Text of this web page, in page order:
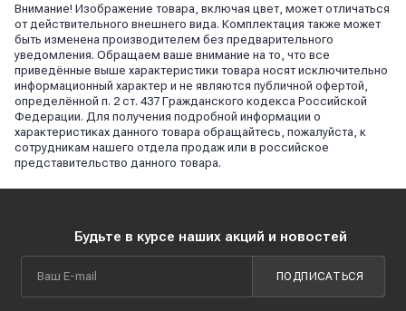
Внимание! Изображение товара, включая цвет, может отличаться
от действительного внешнего вида. Комплектация также может
быть изменена производителем без предварительного
уведомления. Обращаем ваше внимание на то, что все
приведённые выше характеристики товара носят исключительно
информационный характер и не являются публичной офертой,
определённой п. 2 ст. 437 Гражданского кодекса Российской
Федерации. Для получения подробной информации о
характеристиках данного товара обращайтесь, пожалуйста, к
сотрудникам нашего отдела продаж или в российское
представительство данного товара.
Будьте в курсе наших акций и новостей
ПОДПИСАТЬСЯ